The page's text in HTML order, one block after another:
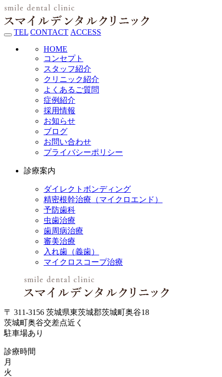
TEL CONTACT ACCESS
HOME
コンセプト
スタッフ紹介
クリニック紹介
よくあるご質問
症例紹介
採用情報
お知らせ
ブログ
お問い合わせ
プライバシーポリシー
診療案内
ダイレクトボンディング
精密根幹治療（マイクロエンド）
予防歯科
虫歯治療
歯周病治療
審美治療
入れ歯（義歯）
マイクロスコープ治療
〒 311-3156 茨城県東茨城郡茨城町奥谷18
茨城町奥谷交差点近く
駐車場あり
診療時間
月
火